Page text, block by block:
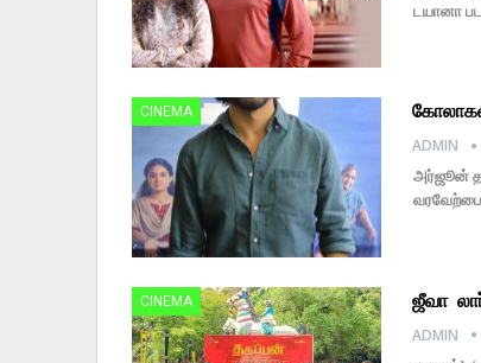
டயானா
CINEMA
ADMIN
அர்ஜூன்
CINEMA
ஜீவா
ADMIN